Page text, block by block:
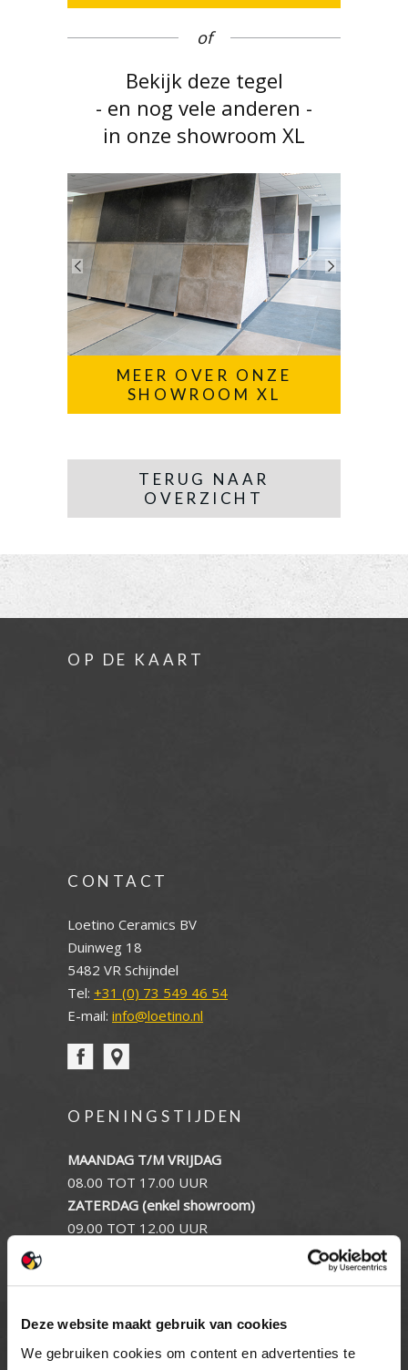
Deze website maakt gebruik van cookies
We gebruiken cookies om content en advertenties te
of
Bekijk deze tegel
- en nog vele anderen -
in onze showroom XL
MEER OVER ONZE
SHOWROOM XL
TERUG NAAR
OVERZICHT
OP DE KAART
CONTACT
Loetino Ceramics BV
Duinweg 18
5482 VR Schijndel
Tel: +31 (0) 73 549 46 54
E-mail: info@loetino.nl
OPENINGSTIJDEN
MAANDAG T/M VRIJDAG
08.00 TOT 17.00 UUR
ZATERDAG (enkel showroom)
09.00 TOT 12.00 UUR
INFORMATIE